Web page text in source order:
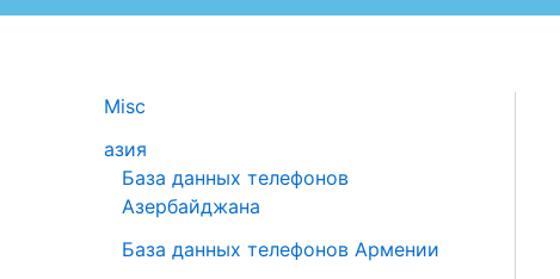
Misc
азия
База данных телефонов
Азербайджана
База данных телефонов Армении